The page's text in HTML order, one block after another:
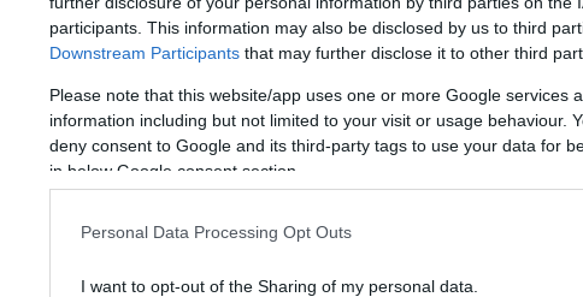
participants. This information may also be disclosed by us to third
Downstream Participants that may further disclose it to other third
Please note that this website/app uses one or more Google services
information including but not limited to your visit or usage behaviour.
deny consent to Google and its third-party tags to use your data for
in below Google consent section.
Personal Data Processing Opt Outs
I want to opt-out of the Sharing of my personal data.